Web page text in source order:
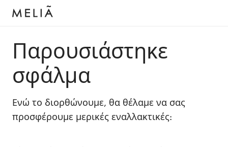
Παρουσιάστηκε
σφάλμα
Ενώ το διορθώνουμε, θα θέλαμε να σας
προσφέρουμε μερικές εναλλακτικές: